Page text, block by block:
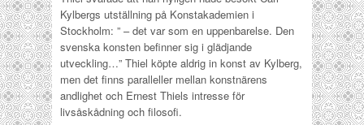
Kylbergs utställning på Konstakademien i
Stockholm: ” – det var som en uppenbarelse. Den
svenska konsten befinner sig i glädjande
utveckling…” Thiel köpte aldrig in konst av Kylberg,
men det finns paralleller mellan konstnärens
andlighet och Ernest Thiels intresse för
livsåskådning och filosofi.